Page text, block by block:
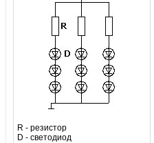
R - резистор
D - светодиод